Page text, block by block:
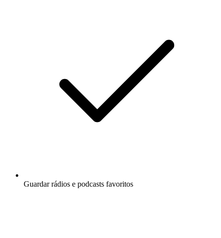
Guardar rádios e podcasts favoritos